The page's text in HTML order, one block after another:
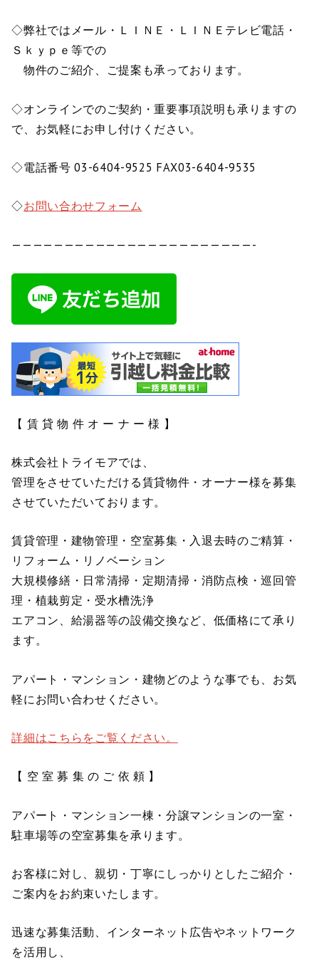
◇弊社ではメール・ＬＩＮＥ・ＬＩＮＥテレビ電話・
Ｓｋｙｐｅ等での
物件のご紹介、ご提案も承っております。
◇オンラインでのご契約・重要事項説明も承りますの
で、お気軽にお申し付けください。
◇電話番号 03-6404-9525 FAX03-6404-9535
◇お問い合わせフォーム
———————————————————————-
【 賃 貸 物 件 オ ー ナ ー 様 】
株式会社トライモアでは、
管理をさせていただける賃貸物件・オーナー様を募集
させていただいております。
賃貸管理・建物管理・空室募集・入退去時のご精算・
リフォーム・リノベーション
大規模修繕・日常清掃・定期清掃・消防点検・巡回管
理・植栽剪定・受水槽洗浄
エアコン、給湯器等の設備交換など、低価格にて承り
ます。
アパート・マンション・建物どのような事でも、お気
軽にお問い合わせください。
詳細はこちらをご覧ください。
【 空 室 募 集 の ご 依 頼 】
アパート・マンション一棟・分譲マンションの一室・
駐車場等の空室募集を承ります。
お客様に対し、親切・丁寧にしっかりとしたご紹介・
ご案内をお約束いたします。
迅速な募集活動、インターネット広告やネットワーク
を活用し、